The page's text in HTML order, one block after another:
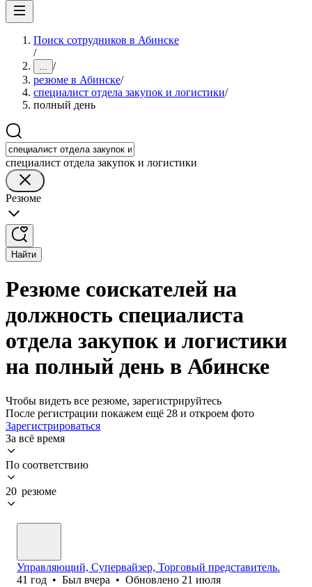
Поиск сотрудников в Абинске
/
... /
резюме в Абинске/
специалист отдела закупок и логистики/
полный день
специалист отдела закупок и логистики
Резюме
Найти
Резюме соискателей на
должность специалиста
отдела закупок и логистики
на полный день в Абинске
Чтобы видеть все резюме, зарегистрируйтесь
После регистрации покажем ещё 28 и откроем фото
Зарегистрироваться
За всё время
По соответствию
20 резюме
Управляющий, Супервайзер, Торговый представитель.
41 год • Был вчера • Обновлено 21 июля